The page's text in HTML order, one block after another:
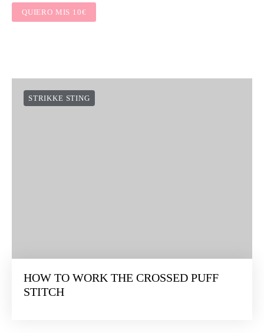
QUIERO MIS 10€
STRIKKE STING
HOW TO WORK THE CROSSED PUFF
STITCH